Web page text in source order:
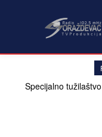
Specijalno